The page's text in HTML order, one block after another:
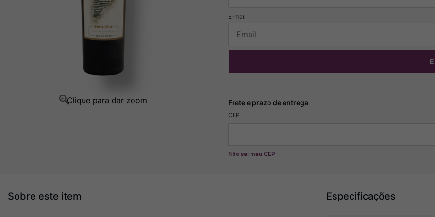
CEP
Não sei meu CEP
Especificações